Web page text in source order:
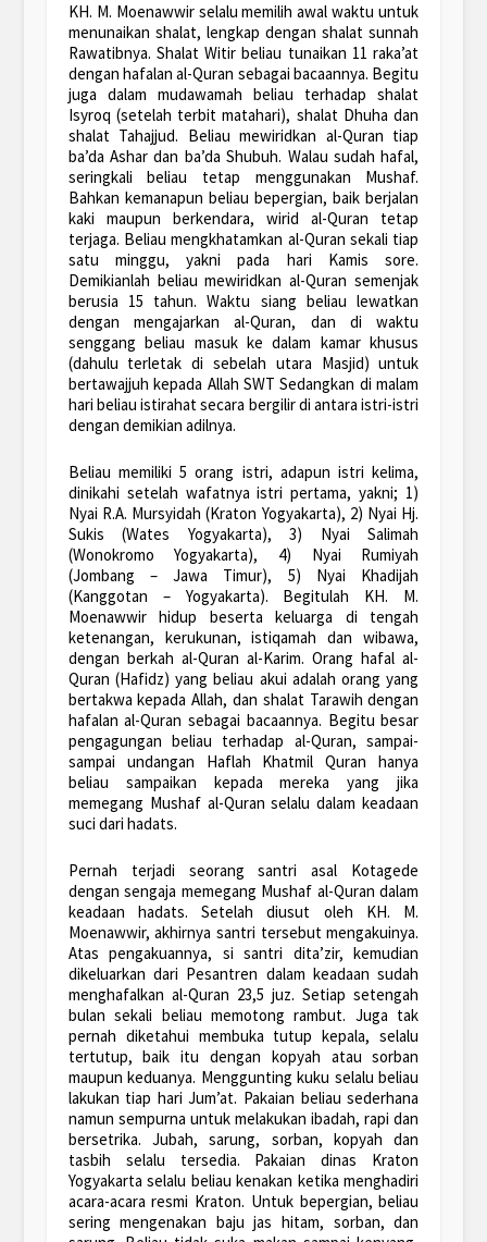
KH. M. Moenawwir selalu memilih awal waktu untuk
menunaikan shalat, lengkap dengan shalat sunnah
Rawatibnya. Shalat Witir beliau tunaikan 11 raka’at
dengan hafalan al-Quran sebagai bacaannya. Begitu
juga dalam mudawamah beliau terhadap shalat
Isyroq (setelah terbit matahari), shalat Dhuha dan
shalat Tahajjud. Beliau mewiridkan al-Quran tiap
ba’da Ashar dan ba’da Shubuh. Walau sudah hafal,
seringkali beliau tetap menggunakan Mushaf.
Bahkan kemanapun beliau bepergian, baik berjalan
kaki maupun berkendara, wirid al-Quran tetap
terjaga. Beliau mengkhatamkan al-Quran sekali tiap
satu minggu, yakni pada hari Kamis sore.
Demikianlah beliau mewiridkan al-Quran semenjak
berusia 15 tahun. Waktu siang beliau lewatkan
dengan mengajarkan al-Quran, dan di waktu
senggang beliau masuk ke dalam kamar khusus
(dahulu terletak di sebelah utara Masjid) untuk
bertawajjuh kepada Allah SWT Sedangkan di malam
hari beliau istirahat secara bergilir di antara istri-istri
dengan demikian adilnya.
Beliau memiliki 5 orang istri, adapun istri kelima,
dinikahi setelah wafatnya istri pertama, yakni; 1)
Nyai R.A. Mursyidah (Kraton Yogyakarta), 2) Nyai Hj.
Sukis (Wates Yogyakarta), 3) Nyai Salimah
(Wonokromo Yogyakarta), 4) Nyai Rumiyah
(Jombang – Jawa Timur), 5) Nyai Khadijah
(Kanggotan – Yogyakarta). Begitulah KH. M.
Moenawwir hidup beserta keluarga di tengah
ketenangan, kerukunan, istiqamah dan wibawa,
dengan berkah al-Quran al-Karim. Orang hafal al-
Quran (Hafidz) yang beliau akui adalah orang yang
bertakwa kepada Allah, dan shalat Tarawih dengan
hafalan al-Quran sebagai bacaannya. Begitu besar
pengagungan beliau terhadap al-Quran, sampai-
sampai undangan Haflah Khatmil Quran hanya
beliau sampaikan kepada mereka yang jika
memegang Mushaf al-Quran selalu dalam keadaan
suci dari hadats.
Pernah terjadi seorang santri asal Kotagede
dengan sengaja memegang Mushaf al-Quran dalam
keadaan hadats. Setelah diusut oleh KH. M.
Moenawwir, akhirnya santri tersebut mengakuinya.
Atas pengakuannya, si santri dita’zir, kemudian
dikeluarkan dari Pesantren dalam keadaan sudah
menghafalkan al-Quran 23,5 juz. Setiap setengah
bulan sekali beliau memotong rambut. Juga tak
pernah diketahui membuka tutup kepala, selalu
tertutup, baik itu dengan kopyah atau sorban
maupun keduanya. Menggunting kuku selalu beliau
lakukan tiap hari Jum’at. Pakaian beliau sederhana
namun sempurna untuk melakukan ibadah, rapi dan
bersetrika. Jubah, sarung, sorban, kopyah dan
tasbih selalu tersedia. Pakaian dinas Kraton
Yogyakarta selalu beliau kenakan ketika menghadiri
acara-acara resmi Kraton. Untuk bepergian, beliau
sering mengenakan baju jas hitam, sorban, dan